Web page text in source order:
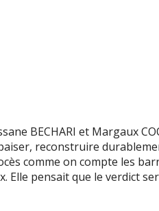
BECHARI et Margaux
reconstruire
comme on compte les
pensait que le verdict